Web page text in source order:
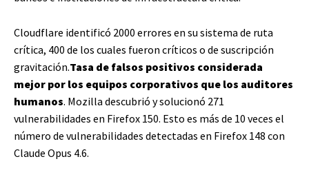
Cloudflare identificó 2000 errores en su sistema de ruta
crítica, 400 de los cuales fueron críticos o de suscripción
gravitación.Tasa de falsos positivos considerada
mejor por los equipos corporativos que los auditores
humanos. Mozilla descubrió y solucionó 271
vulnerabilidades en Firefox 150. Esto es más de 10 veces el
número de vulnerabilidades detectadas en Firefox 148 con
Claude Opus 4.6.